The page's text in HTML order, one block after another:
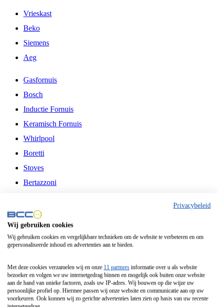
Vrieskast
Beko
Siemens
Aeg
Gasfornuis
Bosch
Inductie Fornuis
Keramisch Fornuis
Whirlpool
Boretti
Stoves
Bertazzoni
Fitelli
Airfryer
Frituurpan
Contactgrill
Broodbakmachine
Broodrooster
Privacybeleid
Wij gebruiken cookies
Wij gebruiken cookies en vergelijkbare technieken om de website te verbeteren en om
gepersonaliseerde inhoud en advertenties aan te bieden.
Met deze cookies verzamelen wij en onze 11 partners informatie over u als website
bezoeker en volgen we uw internetgedrag binnen en mogelijk ook buiten onze website
aan de hand van unieke factoren, zoals uw IP-adres. Wij bouwen op die wijze uw
persoonlijke profiel op. Hiermee passen wij onze website en communicatie aan op uw
voorkeuren. Ook kunnen wij zo gerichte advertenties laten zien op basis van uw recente